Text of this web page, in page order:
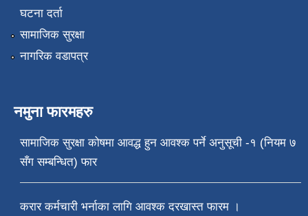
घटना दर्ता
सामाजिक सुरक्षा
नागरिक वडापत्र
नमुना फारमहरु
सामाजिक सुरक्षा कोषमा आवद्ध हुन आवश्क पर्ने अनुसूची -१ (नियम ७
सँग सम्बन्धित) फार
करार कर्मचारी भर्नाका लागि आवश्क दरखास्त फारम ।